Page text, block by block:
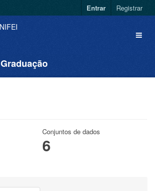
Entrar Registrar
Graduação
Conjuntos de dados
6